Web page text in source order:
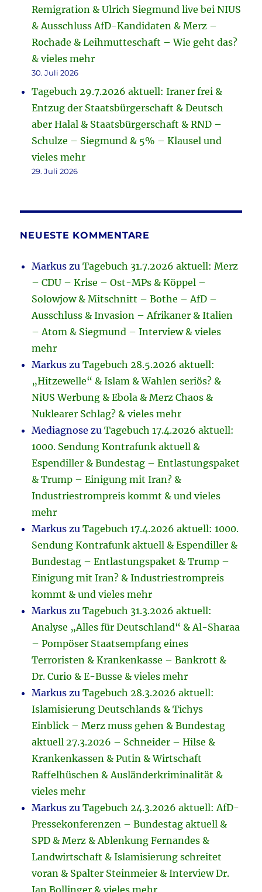
Remigration & Ulrich Siegmund live bei NIUS
& Ausschluss AfD-Kandidaten & Merz –
Rochade & Leihmutteschaft – Wie geht das?
& vieles mehr
30. Juli 2026
Tagebuch 29.7.2026 aktuell: Iraner frei &
Entzug der Staatsbürgerschaft & Deutsch
aber Halal & Staatsbürgerschaft & RND –
Schulze – Siegmund & 5% – Klausel und
vieles mehr
29. Juli 2026
NEUESTE KOMMENTARE
Markus zuTagebuch 31.7.2026 aktuell: Merz
– CDU – Krise – Ost-MPs & Köppel –
Solowjow & Mitschnitt – Bothe – AfD –
Ausschluss & Invasion – Afrikaner & Italien
– Atom & Siegmund – Interview & vieles
mehr
Markus zuTagebuch 28.5.2026 aktuell:
„Hitzewelle“ & Islam & Wahlen seriös? &
NiUS Werbung & Ebola & Merz Chaos &
Nuklearer Schlag? & vieles mehr
Mediagnose zuTagebuch 17.4.2026 aktuell:
1000. Sendung Kontrafunk aktuell &
Espendiller & Bundestag – Entlastungspaket
& Trump – Einigung mit Iran? &
Industriestrompreis kommt & und vieles
mehr
Markus zuTagebuch 17.4.2026 aktuell: 1000.
Sendung Kontrafunk aktuell & Espendiller &
Bundestag – Entlastungspaket & Trump –
Einigung mit Iran? & Industriestrompreis
kommt & und vieles mehr
Markus zuTagebuch 31.3.2026 aktuell:
Analyse „Alles für Deutschland“ & Al-Sharaa
– Pompöser Staatsempfang eines
Terroristen & Krankenkasse – Bankrott &
Dr. Curio & E-Busse & vieles mehr
Markus zuTagebuch 28.3.2026 aktuell:
Islamisierung Deutschlands & Tichys
Einblick – Merz muss gehen & Bundestag
aktuell 27.3.2026 – Schneider – Hilse &
Krankenkassen & Putin & Wirtschaft
Raffelhüschen & Ausländerkriminalität &
vieles mehr
Markus zuTagebuch 24.3.2026 aktuell: AfD-
Pressekonferenzen – Bundestag aktuell &
SPD & Merz & Ablenkung Fernandes &
Landwirtschaft & Islamisierung schreitet
voran & Spalter Steinmeier & Interview Dr.